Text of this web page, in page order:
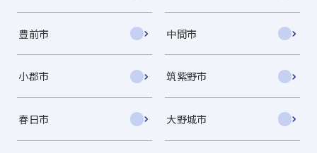
豊前市 中間市
小郡市 筑紫野市
春日市 大野城市